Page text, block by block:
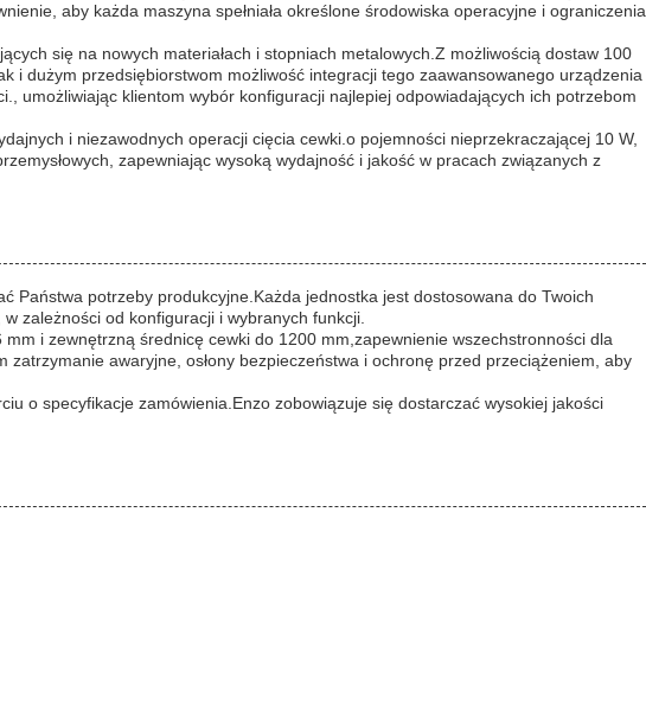
aby każda maszyna spełniała określone środowiska operacyjne i ograniczenia
się na nowych materiałach i stopniach metalowych.Z możliwością dostaw 100
i dużym przedsiębiorstwom możliwość integracji tego zaawansowanego urządzenia
umożliwiając klientom wybór konfiguracji najlepiej odpowiadających ich potrzebom
i niezawodnych operacji cięcia cewki.o pojemności nieprzekraczającej 10 W,
zapewniając wysoką wydajność i jakość w pracach związanych z
Państwa potrzeby produkcyjne.Każda jednostka jest dostosowana do Twoich
zależności od konfiguracji i wybranych funkcji.
i zewnętrzną średnicę cewki do 1200 mm,zapewnienie wszechstronności dla
awaryjne, osłony bezpieczeństwa i ochronę przed przeciążeniem, aby
o specyfikacje zamówienia.Enzo zobowiązuje się dostarczać wysokiej jakości